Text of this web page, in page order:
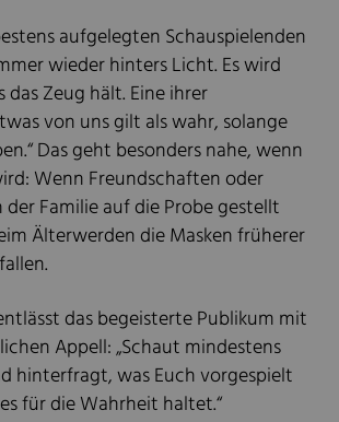
aufgelegten Schauspielenden
wieder hinters Licht. Es wird
Zeug hält. Eine ihrer
von uns gilt als wahr, solange
Das geht besonders nahe, wenn
Wenn Freundschaften oder
der Familie auf die Probe gestellt
Älterwerden die Masken früherer
das begeisterte Publikum mit
Appell: „Schaut mindestens
hinterfragt, was Euch vorgespielt
für die Wahrheit haltet.“